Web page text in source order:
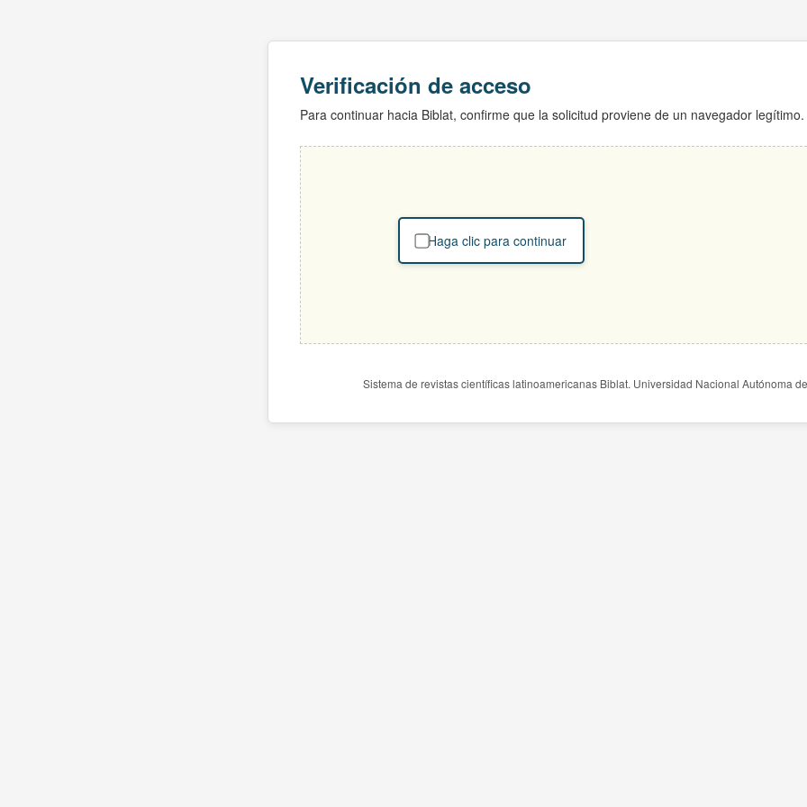
Verificación de acceso
Para continuar hacia Biblat, confirme que la solicitud proviene de un navegador legítimo.
Haga clic para continuar
Sistema de revistas científicas latinoamericanas Biblat. Universidad Nacional Autónoma